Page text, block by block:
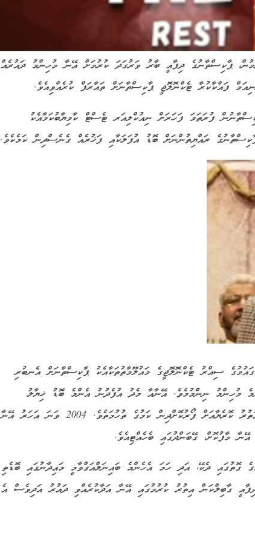
ޕާކިސްތާނުގެ ދިފާއީ ބާރު ވަރުގަދަ ކުރުމަށް އޭނާ މުހިންމު ދައުރެއް
ފައްކާކުރާ ޓެކްނޮލޮޖީ ޕާކިސްތާނަށް ތައާރަފް ކުރެއްވިއެވެ.
1998 ވަނަ އަހަރު ޕާކިސްތާނުން ފުރަތަމަ ފަހަރަށް ނިއުކްލިއަރ ޓެސްޓް ކާމިޔާބުކަމާއެކު
ރައްޔިތުންނަށް ބޮޑު އުފަލަކާއި ފަޚުރެއް ގެނެސްދިން ކަމެކެވެ.
ސިއްރު ޓެކްނޮލޮޖީގެ މައުލޫމާތުތަކާއެކު ޕާކިސްތާނަށް އެނބުރި
މުހިންމު ނިންމުމެވެ. އޭނާއާ މެދު އުފެދުނު އެންމެ ބޮޑު ޚިޔާލު
ތަފާތުވުމަކީ، ނިއުކްލިއަރ ޓެކްނޮލޮޖީ އީރާން، ލީބިޔާ އަދި އުތުރު ކޮރެޔާއަށް ފޯރުކޮށްދިން ކަމުގެ ތުހުމަތެވެ. 2004 ވަނަ އަހަރު އޭނާ
މާފުކޮށް، ގޭބަންދުގައި ބެހެއްޓިއެވެ.
ދެކޭ، އަދި ހަމަ އެހެންމެ ބައިނަލްއަގްވާމީ މައިދާނުގައި ބޮޑެތި
ގާބިލްކަން އިތުރު ކުރުމުގައި އޭނާ އަދާކުރެއްވި ދައުރު އަދިވެސް އެ